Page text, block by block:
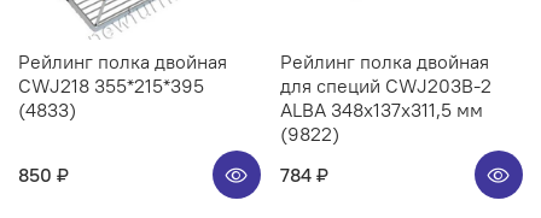
Рейлинг полка двойная
CWJ218 355*215*395
(4833)
850 ₽
Рейлинг полка двойная
для специй CWJ203B-2
ALBA 348x137x311,5 мм
(9822)
784 ₽